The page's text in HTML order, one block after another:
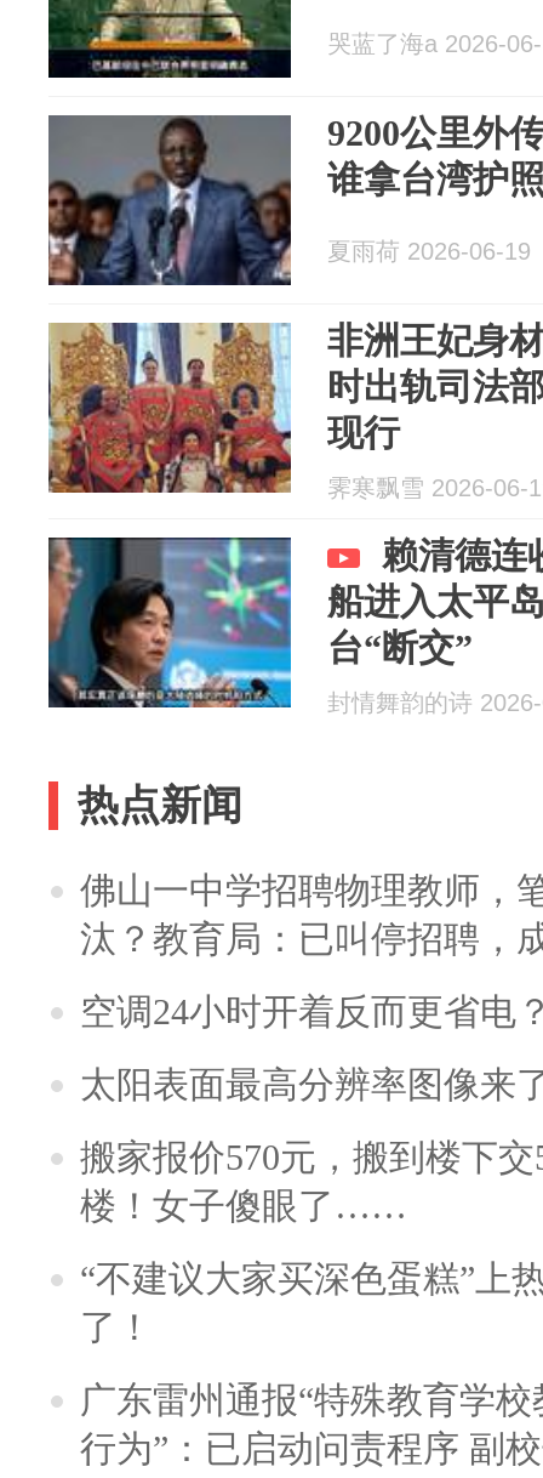
哭蓝了海a 2026-
9200公里外
谁拿台湾护
夏雨荷 2026-06-19
非洲王妃身
时出轨司法
现行
霁寒飘雪 2026-06-
赖清德连
船进入太平
台“断交”
封情舞韵的诗
热点新闻
佛山一中学招聘物理教师，
汰？教育局：已叫停招聘，
空调24小时开着反而更省电
太阳表面最高分辨率图像来
搬家报价570元，搬到楼下
楼！女子傻眼了……
“不建议大家买深色蛋糕”上
了！
广东雷州通报“特殊教育学
行为”：已启动问责程序 副